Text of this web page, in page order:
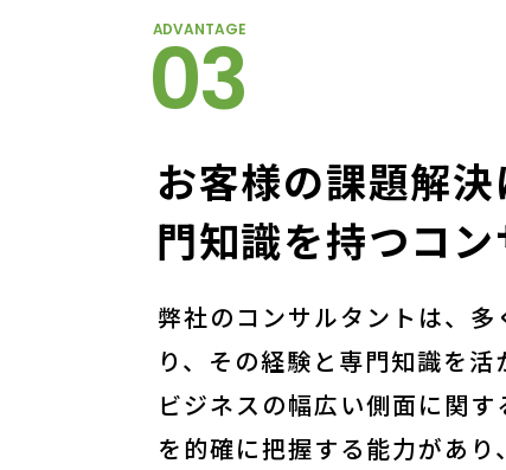
ADVANTAGE
03
お客様の課題解
⾨知識を持つコ
弊社のコンサルタントは、
り、その経験と専⾨知識を活
ビジネスの幅広い側⾯に関
を的確に把握する能⼒があ